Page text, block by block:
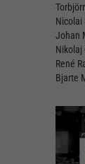
Nicolai
Johan
Nikolaj
René
Bjarte